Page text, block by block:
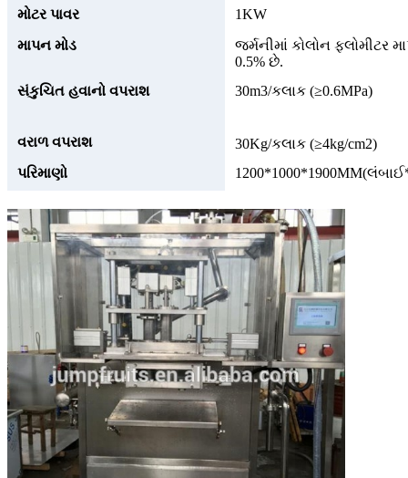
મોટર પાવર
1KW
માપન મોડ
જર્મનીમાં કોલોન ફ્લોમીટર
0.5% છે.
સંકુચિત હવાનો વપરાશ
30m3/કલાક (≥0.6MPa)
વરાળ વપરાશ
30Kg/કલાક (≥4kg/cm2)
પરિમાણો